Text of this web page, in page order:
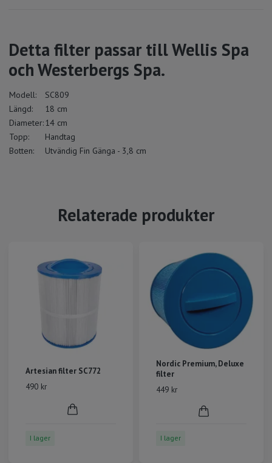
Detta filter passar till Wellis Spa
och Westerbergs Spa.
Modell:
SC809
Längd:
18 cm
Diameter:14 cm
Topp:
Handtag
Botten:
Utvändig Fin Gänga - 3,8 cm
Relaterade produkter
Artesian filter SC772
490 kr
I lager
Nordic Premium, Deluxe
filter
449 kr
I lager